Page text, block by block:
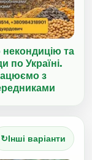
та
по Україні.
з
↻Інші варіанти